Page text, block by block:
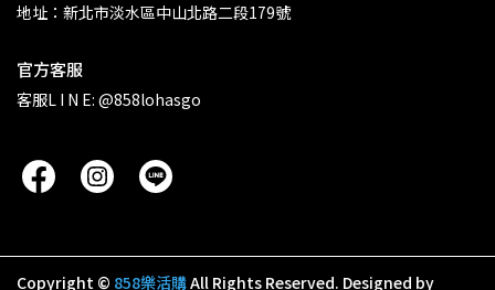
地址：新北市淡水區中山北路二段179號
官方客服
客服L I N E: @858lohasgo
Copyright © 858樂活購All Rights Reserved. Designed by